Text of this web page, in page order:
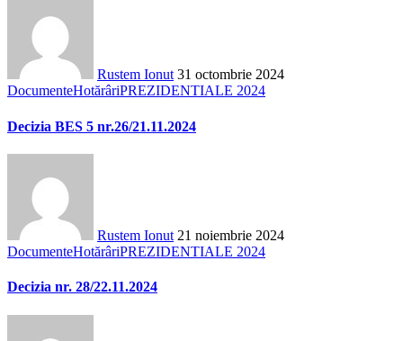
Rustem Ionut 31 octombrie 2024
DocumenteHotărâriPREZIDENTIALE 2024
Decizia BES 5 nr.26/21.11.2024
Rustem Ionut 21 noiembrie 2024
DocumenteHotărâriPREZIDENTIALE 2024
Decizia nr. 28/22.11.2024